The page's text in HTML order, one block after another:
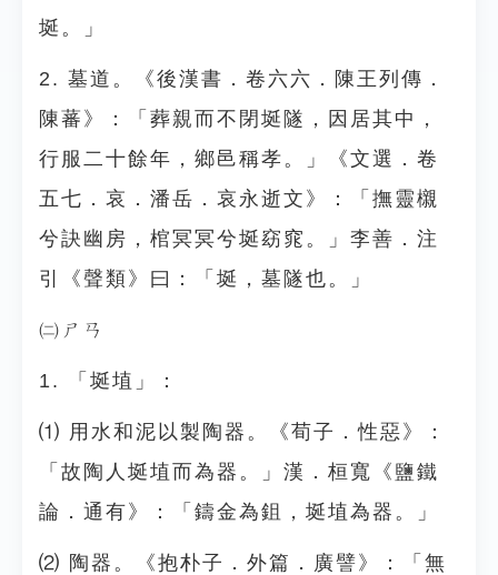
埏。」
2. 墓道。《後漢書．卷六六．陳王列傳．
陳蕃》：「葬親而不閉埏隧，因居其中，
行服二十餘年，鄉邑稱孝。」《文選．卷
五七．哀．潘岳．哀永逝文》：「撫靈櫬
兮訣幽房，棺冥冥兮埏窈窕。」李善．注
引《聲類》曰：「埏，墓隧也。」
㈡ㄕㄢ
1. 「埏埴」：
⑴ 用水和泥以製陶器。《荀子．性惡》：
「故陶人埏埴而為器。」漢．桓寬《鹽鐵
論．通有》：「鑄金為鉏，埏埴為器。」
⑵ 陶器。《抱朴子．外篇．廣譬》：「無